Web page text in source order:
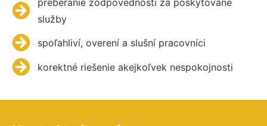
služby
spoľahliví, overení a slušní pracovníci
korektné riešenie akejkoľvek nespokojnosti